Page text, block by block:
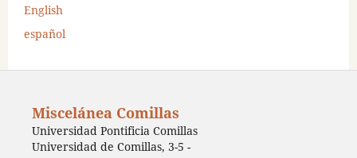
English
español
Miscelánea Comillas
Universidad Pontificia Comillas
Universidad de Comillas, 3-5 -